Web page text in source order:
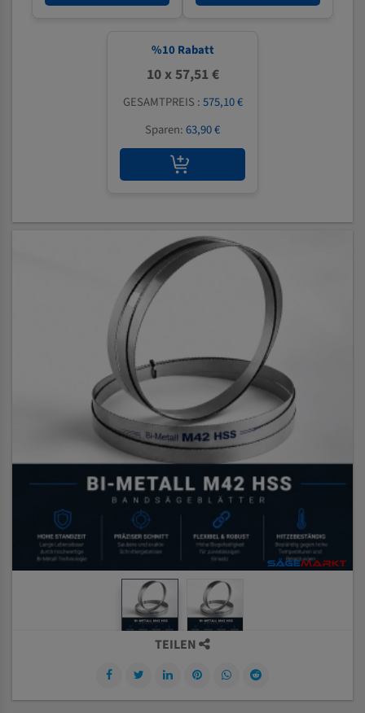
%10 Rabatt
10 x 57,51 €
GESAMTPREIS :575,10 €
Sparen:63,90 €
TEILEN